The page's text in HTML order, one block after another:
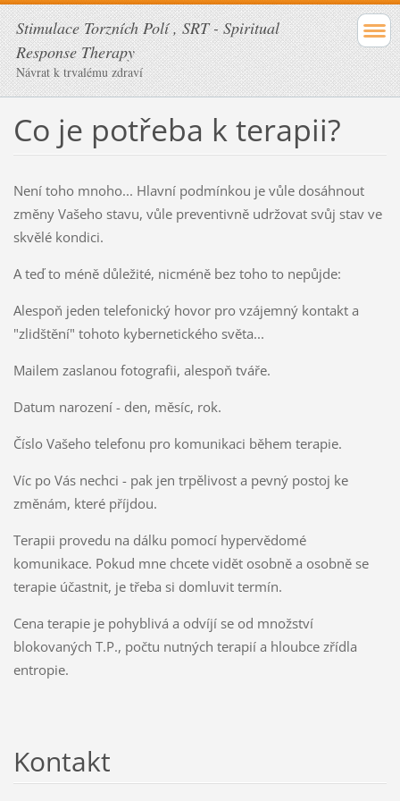
Stimulace Torzních Polí , SRT - Spiritual
Response Therapy
Návrat k trvalému zdraví
Co je potřeba k terapii?
Není toho mnoho... Hlavní podmínkou je vůle dosáhnout
změny Vašeho stavu, vůle preventivně udržovat svůj stav ve
skvělé kondici.
A teď to méně důležité, nicméně bez toho to nepůjde:
Alespoň jeden telefonický hovor pro vzájemný kontakt a
"zlidštění" tohoto kybernetického světa...
Mailem zaslanou fotografii, alespoň tváře.
Datum narození - den, měsíc, rok.
Číslo Vašeho telefonu pro komunikaci během terapie.
Víc po Vás nechci - pak jen trpělivost a pevný postoj ke
změnám, které příjdou.
Terapii provedu na dálku pomocí hypervědomé
komunikace. Pokud mne chcete vidět osobně a osobně se
terapie účastnit, je třeba si domluvit termín.
Cena terapie je pohyblivá a odvíjí se od množství
blokovaných T.P., počtu nutných terapií a hloubce zřídla
entropie.
Kontakt